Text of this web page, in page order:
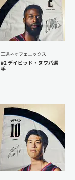
三遠ネオフェニックス
#2 デイビッド・ヌワバ選
手